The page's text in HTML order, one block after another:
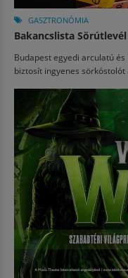
GASZTRONÓMIA
Bakancslista Sörútlevél
Budapest egyedi arculatú
biztosít ingyenes sörkóstolót